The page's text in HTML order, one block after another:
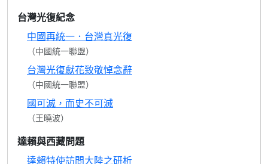
台灣光復紀念
中國再統一．台灣真光復
（中國統一聯盟）
台灣光復獻花致敬悼念辭
（中國統一聯盟）
國可滅，而史不可滅
（王曉波）
達賴與西藏問題
達賴特使訪問大陸之研析